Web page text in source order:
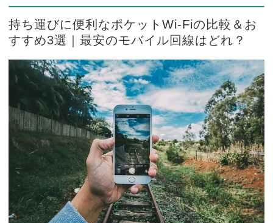
持ち運びに便利なポケットWi-Fiの比較＆お
すすめ3選｜最安のモバイル回線はどれ？